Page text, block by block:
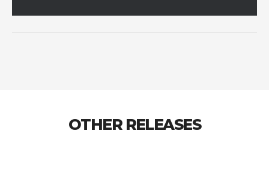
OTHER RELEASES